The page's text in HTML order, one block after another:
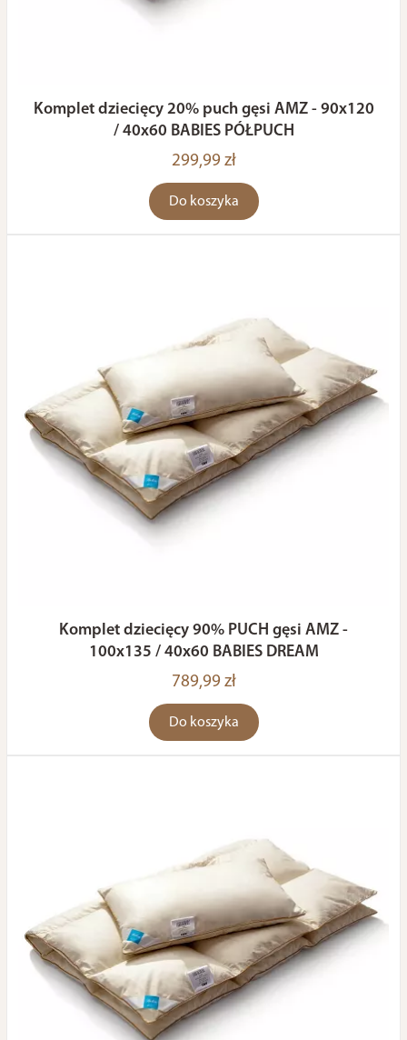
Komplet dziecięcy 20% puch gęsi AMZ - 90x120
/ 40x60 BABIES PÓŁPUCH
299,99 zł
Do koszyka
Komplet dziecięcy 90% PUCH gęsi AMZ -
100x135 / 40x60 BABIES DREAM
789,99 zł
Do koszyka